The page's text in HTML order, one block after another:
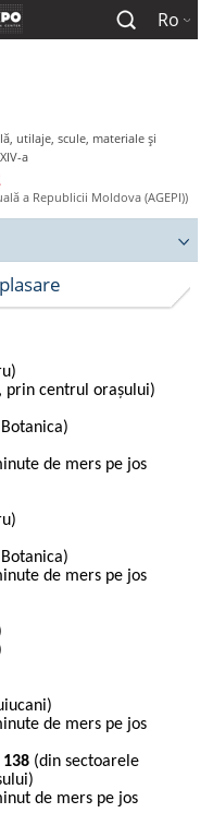
Ro
utilaje, scule, materiale şi
a
a Republicii Moldova (AGEPI))
prin centrul orașului)
de mers pe jos
de mers pe jos
de mers pe jos
(din sectoarele
de mers pe jos